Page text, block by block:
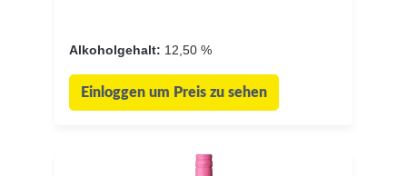
Alkoholgehalt: 12,50 %
Einloggen um Preis zu sehen